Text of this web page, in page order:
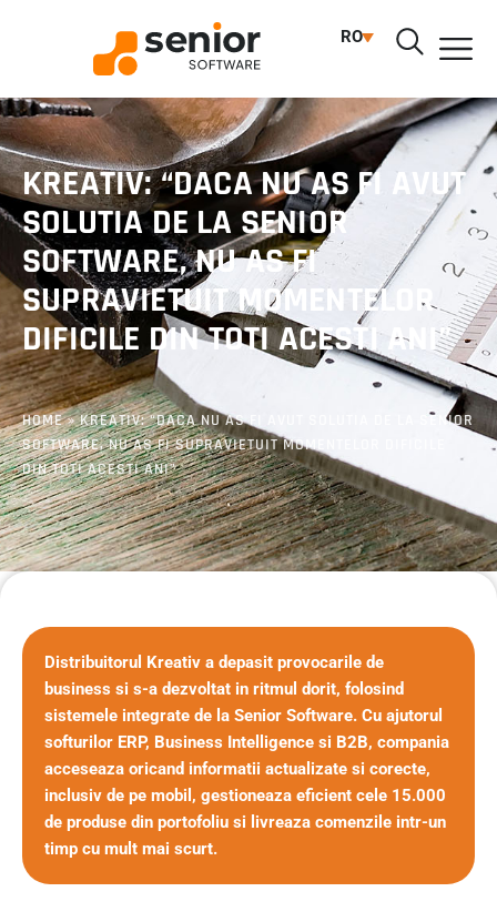
RO
KREATIV: “DACA NU AS FI AVUT
SOLUTIA DE LA SENIOR
SOFTWARE, NU AS FI
SUPRAVIETUIT MOMENTELOR
DIFICILE DIN TOTI ACESTI ANI”
HOME»KREATIV: “DACA NU AS FI AVUT SOLUTIA DE LA SENIOR
SOFTWARE, NU AS FI SUPRAVIETUIT MOMENTELOR DIFICILE
DIN TOTI ACESTI ANI”
Distribuitorul Kreativ a depasit provocarile de
business si s-a dezvoltat in ritmul dorit, folosind
sistemele integrate de la Senior Software. Cu ajutorul
softurilor ERP, Business Intelligence si B2B, compania
acceseaza oricand informatii actualizate si corecte,
inclusiv de pe mobil, gestioneaza eficient cele 15.000
de produse din portofoliu si livreaza comenzile intr-un
timp cu mult mai scurt.